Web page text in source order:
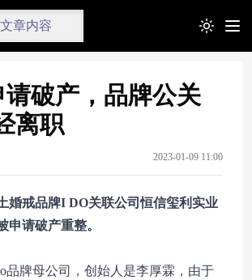
Toggle
破产，品牌公关
离职
2023-01-09 11:00
婚戒品牌I DO关联公司恒信玺利实业
申请破产重整。
品牌母公司，创始人是李厚霖，由于